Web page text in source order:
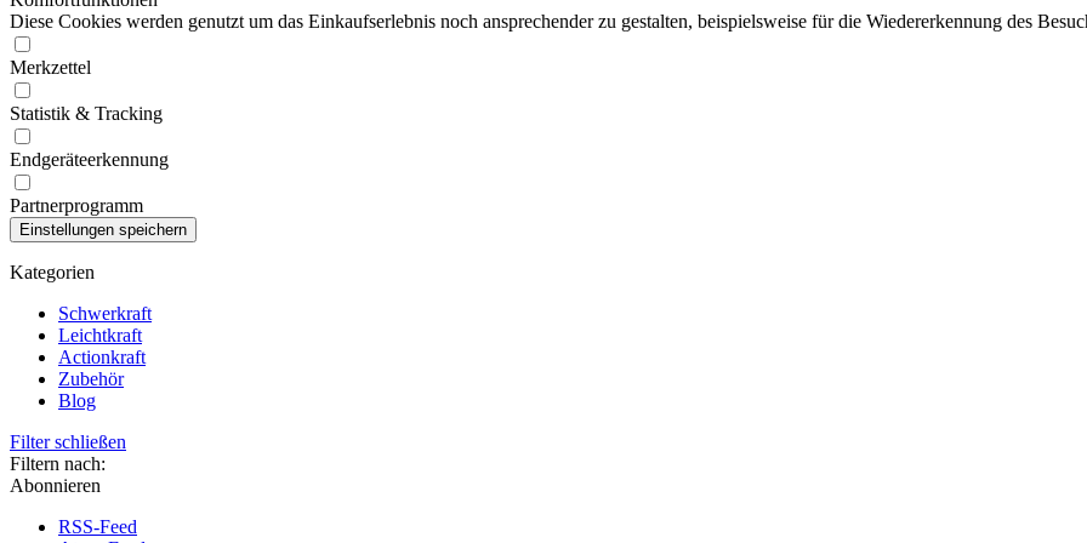
Diese Cookies werden genutzt um das Einkaufserlebnis noch ansprechender zu gestalten, beispielsweise für die Wiedererkennung des
Merkzettel
Statistik & Tracking
Endgeräteerkennung
Partnerprogramm
Kategorien
Schwerkraft
Leichtkraft
Actionkraft
Zubehör
Blog
Filter schließen
Filtern nach:
Abonnieren
RSS-Feed